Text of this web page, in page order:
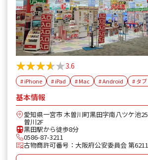
iPhone 12 Pro
iPhone 12 Pro Max
iPhone 12
iPhone SE 2
iPhone 11
iPhone 11 Pro
iPhone 11 Pro Max
iPhone XR
¥39,600
¥51,100
¥37,100
¥30,100
¥30,600
¥18,100
★★★★★
★★★★★3.6
# iPhone # iPad # Mac # Android # タ
基本情報
愛知県一宮市 木曽川町黒田字南八ツケ池
曽川2F
黒田駅から徒歩8分
0586-87-3211
古物商許可番号：大阪府公安委員会 第